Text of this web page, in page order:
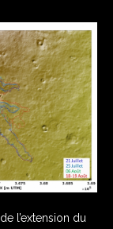
l’extension du